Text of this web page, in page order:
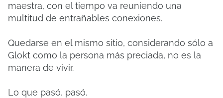
maestra, con el tiempo va reuniendo una
multitud de entrañables conexiones.
Quedarse en el mismo sitio, considerando sólo a
Glokt como la persona más preciada, no es la
manera de vivir.
Lo que pasó, pasó.